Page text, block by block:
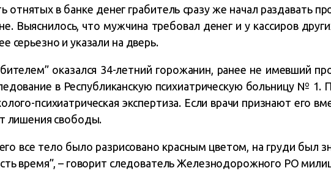
отнятых в банке денег грабитель сразу же начал раздавать
Выяснилось, что мужчина требовал денег и у кассиров
серьезно и указали на дверь.
оказался 34-летний горожанин, ранее не имевший
в Республиканскую психиатрическую больницу № 1.
психиатрическая экспертиза. Если врачи признают его
лишения свободы.
все тело было разрисовано красным цветом, на груди был
время”, – говорит следователь Железнодорожного РО